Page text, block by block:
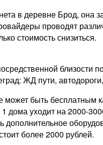
в деревне Брод,
проводят
стоимость снизиться.
близости
ЖД пути,
может быть
уходит на 2000-
дополнительное
более 2000 рублей.